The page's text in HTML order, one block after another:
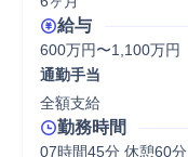
給与
600万円〜1,100万円
通勤手当
全額支給
勤務時間
07時間45分 休憩60分